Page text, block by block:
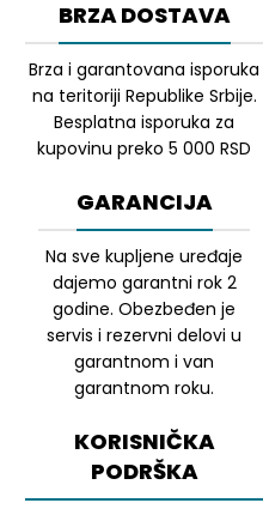
BRZA DOSTAVA
Brza i garantovana isporuka
na teritoriji Republike Srbije.
Besplatna isporuka za
kupovinu preko 5 000 RSD
GARANCIJA
Na sve kupljene uređaje
dajemo garantni rok 2
godine. Obezbeđen je
servis i rezervni delovi u
garantnom i van
garantnom roku.
KORISNIČKA
PODRŠKA